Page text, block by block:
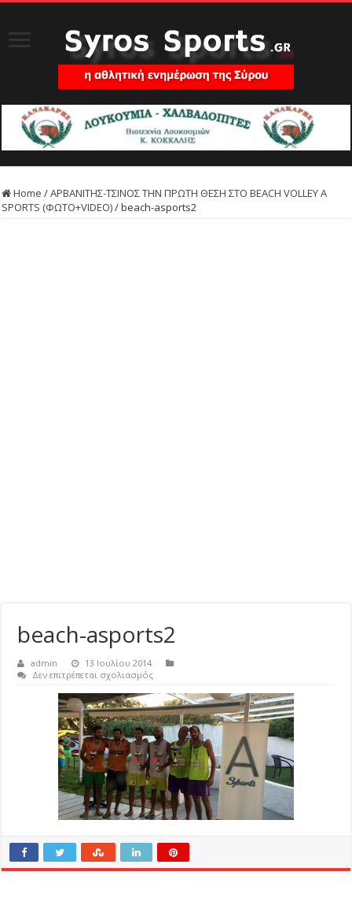
Home /ΑΡΒΑΝΙΤΗΣ-ΤΣΙΝΟΣ ΤΗΝ ΠΡΩΤΗ ΘΕΣΗ ΣΤΟ BEACH VOLLEY A
SPORTS (ΦΩΤΟ+VIDEO)/beach-asports2
beach-asports2
admin
13 Ιουλίου 2014
Δεν επιτρέπεται σχολιασμόςστο
asports2